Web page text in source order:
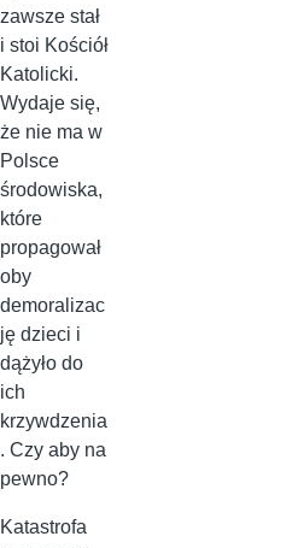
zawsze stał
i stoi Kościół
Katolicki.
Wydaje się,
że nie ma w
Polsce
środowiska,
które
propagował
oby
demoralizac
ję dzieci i
dążyło do
ich
krzywdzenia
. Czy aby na
pewno?
Katastrofa